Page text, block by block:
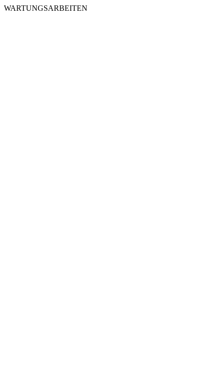
WARTUNGSARBEITEN